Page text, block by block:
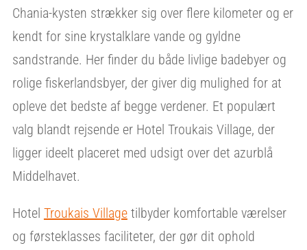
Chania-kysten strækker sig over flere kilometer og er
kendt for sine krystalklare vande og gyldne
sandstrande. Her finder du både livlige badebyer og
rolige fiskerlandsbyer, der giver dig mulighed for at
opleve det bedste af begge verdener. Et populært
valg blandt rejsende er Hotel Troukais Village, der
ligger ideelt placeret med udsigt over det azurblå
Middelhavet.
Hotel Troukais Villagetilbyder komfortable værelser
og førsteklasses faciliteter, der gør dit ophold